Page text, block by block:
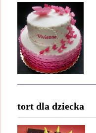
tort dla dziecka